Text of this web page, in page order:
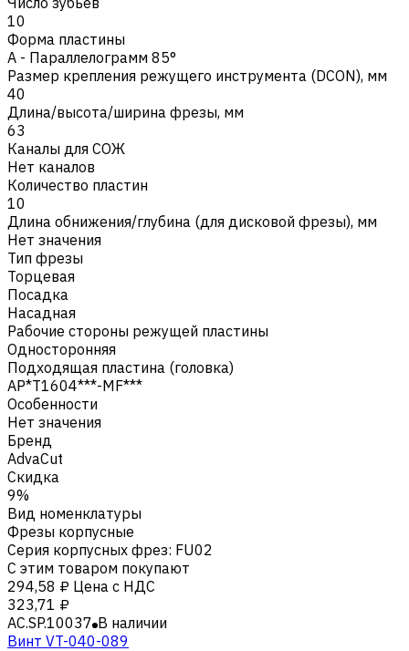
10
Форма пластины
A - Параллелограмм 85°
Размер крепления режущего инструмента (DCON), мм
40
Длина/высота/ширина фрезы, мм
63
Каналы для СОЖ
Нет каналов
Количество пластин
10
Длина обнижения/глубина (для дисковой фрезы), мм
Нет значения
Тип фрезы
Торцевая
Посадка
Насадная
Рабочие стороны режущей пластины
Односторонняя
Подходящая пластина (головка)
AP*T1604***-MF***
Особенности
Нет значения
Бренд
AdvaCut
Скидка
9%
Вид номенклатуры
Фрезы корпусные
Серия корпусных фрез: FU02
С этим товаром покупают
294,58 ₽ Цена с НДС
323,71 ₽
AC.SP.10037 В наличии
Винт VT-040-089